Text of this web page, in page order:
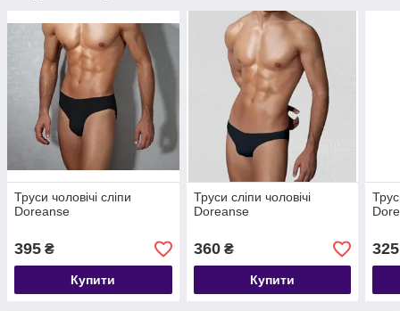
Труси чоловічі сліпи
Doreanse
395 ₴
Купити
Труси сліпи чоловічі
Doreanse
360₴
Купити
325